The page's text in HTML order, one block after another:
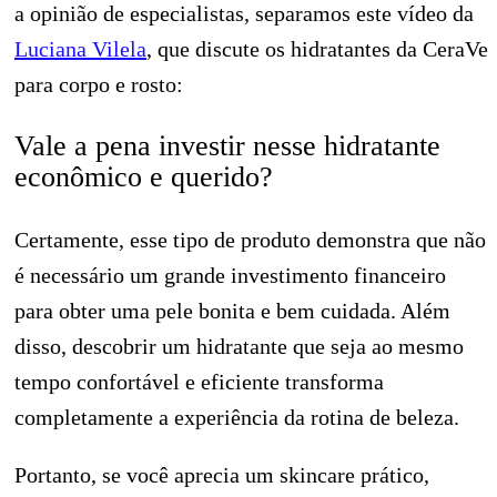
a opinião de especialistas, separamos este vídeo da
Luciana Vilela, que discute os hidratantes da CeraVe
para corpo e rosto:
Vale a pena investir nesse hidratante
econômico e querido?
Certamente, esse tipo de produto demonstra que não
é necessário um grande investimento financeiro
para obter uma pele bonita e bem cuidada. Além
disso, descobrir um hidratante que seja ao mesmo
tempo confortável e eficiente transforma
completamente a experiência da rotina de beleza.
Portanto, se você aprecia um skincare prático,